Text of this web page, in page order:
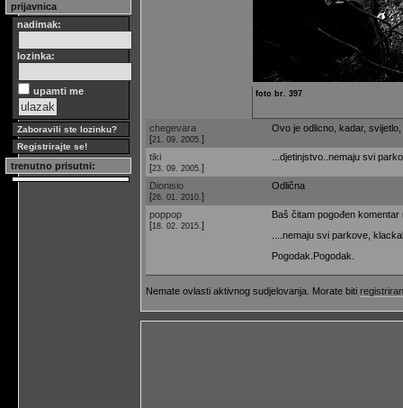
prijavnica
nadimak:
lozinka:
upamti me
Zaboravili ste lozinku?
Registrirajte se!
trenutno prisutni:
foto br. 397
chegevara
[21. 09. 2005. ]
Ovo je odlicno, kadar,
tiki
[23. 09. 2005. ]
...djetinjstvo..nemaju svi
Dionisio
[26. 01. 2010. ]
Odlična
poppop
[18. 02. 2015. ]
Baš čitam pogođen
....nemaju svi parkove,
Pogodak.Pogodak.
Nemate ovlasti aktivnog sudjelovanja. Morate biti